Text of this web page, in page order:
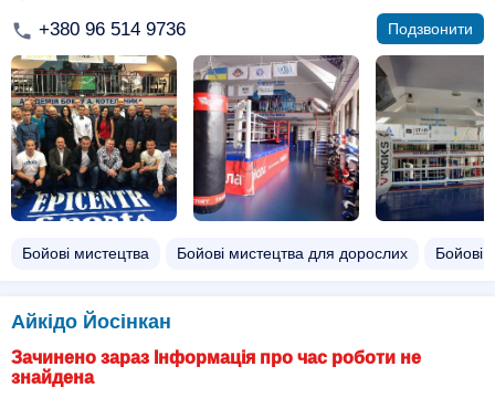
+380 96 514 9736 Подзвонити
Бойові мистецтва Бойові мистецтва для дорослих Бойові
Айкідо Йосінкан
Зачинено зараз Інформація про час роботи не
знайдена